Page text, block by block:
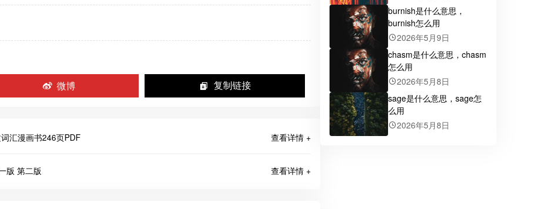
微博 复制链接
查看详情 +
汇漫画书246页PDF
查看详情 +
版 第二版
burnish是什么意思，
burnish怎么用
2026年5月9日
chasm是什么意思，chasm
怎么用
2026年5月8日
sage是什么意思，sage怎
么用
2026年5月8日